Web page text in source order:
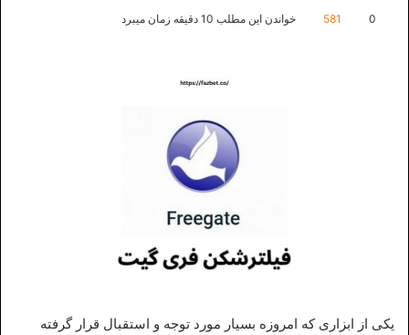
0
581 خواندن این مطلب 10 دقیقه زمان میبرد
یکی از ابزاری که امروزه بسیار مورد توجه و استقبال قرار گرفته